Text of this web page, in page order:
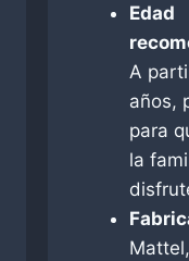
Edad
A
años,
para
la